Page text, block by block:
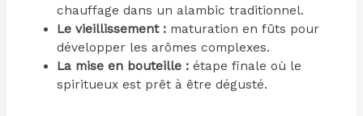
chauffage dans un alambic traditionnel.
Le vieillissement : maturation en fûts pour
développer les arômes complexes.
La mise en bouteille : étape finale où le
spiritueux est prêt à être dégusté.